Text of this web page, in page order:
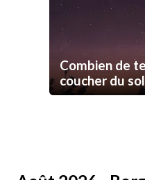
Combien de
coucher du